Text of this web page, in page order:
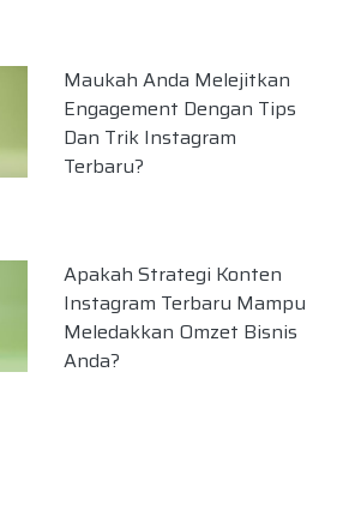
Maukah Anda Melejitkan
Engagement Dengan Tips
Dan Trik Instagram
Terbaru?
Apakah Strategi Konten
Instagram Terbaru Mampu
Meledakkan Omzet Bisnis
Anda?